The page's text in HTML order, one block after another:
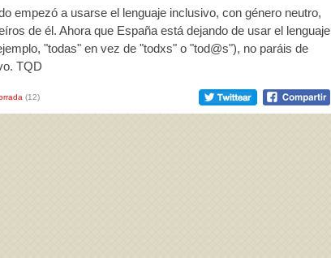
empezó a usarse el lenguaje inclusivo, con género neutro,
de él. Ahora que España está dejando de usar el lenguaje
"todas" en vez de "todxs" o "tod@s"), no paráis de
TQD
(12)